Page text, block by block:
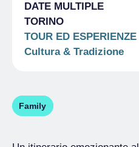
DATE MULTIPLE
TORINO
TOUR ED ESPERIENZE
Cultura & Tradizione
Family